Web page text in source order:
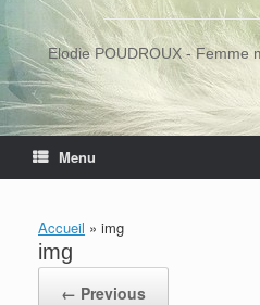
Elodie POUDROUX - Femme
Menu
Accueil » img
img
← Previous